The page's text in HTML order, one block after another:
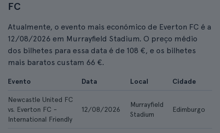
FC
Atualmente, o evento mais económico de Everton FC é a
12/08/2026 em Murrayfield Stadium. O preço médio
dos bilhetes para essa data é de 108 €, e os bilhetes
mais baratos custam 66 €.
Evento Data Local Cidade
Newcastle United FC
vs. Everton FC -
International Friendly
12/08/2026
Murrayfield
Stadium
Edimburgo